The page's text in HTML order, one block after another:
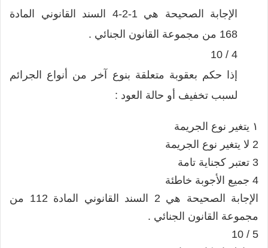
الإجابة الصحيحة هي 1-2-4 السند القانوني المادة
168 من مجموعة القانون الجنائي .
4 / 10
إذا حكم بعقوبة متعلقة بنوع آخر من أنواع الجرائم
لسبب تخفيف أو حالة العود :
١ يتغير نوع الجريمة
2 لا يتغير نوع الجريمة
3 تعتبر كجناية تامة
4 جميع الأجوبة خاطئة
الإجابة الصحيحة هي 2 السند القانوني المادة 112 من
مجموعة القانون الجنائي .
5 / 10